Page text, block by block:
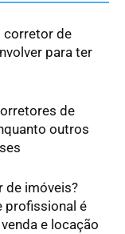
corretor de
para ter
de
outros
de imóveis?
profissional é
e locação